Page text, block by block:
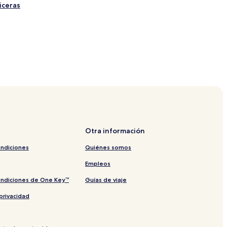
de One Key™
Otra información
Quiénes somos
Empleos
Guías de viaje